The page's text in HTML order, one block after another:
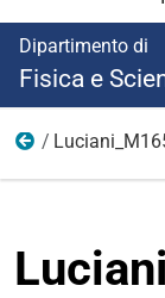
Dipartimento di
Fisica e
Ricerca